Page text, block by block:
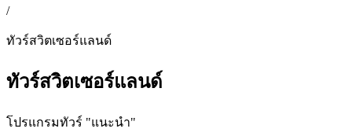
/
ทัวร์สวิตเซอร์แลนด์
ทัวร์สวิตเซอร์แลนด์
โปรแกรมทัวร์ "แนะนำ"